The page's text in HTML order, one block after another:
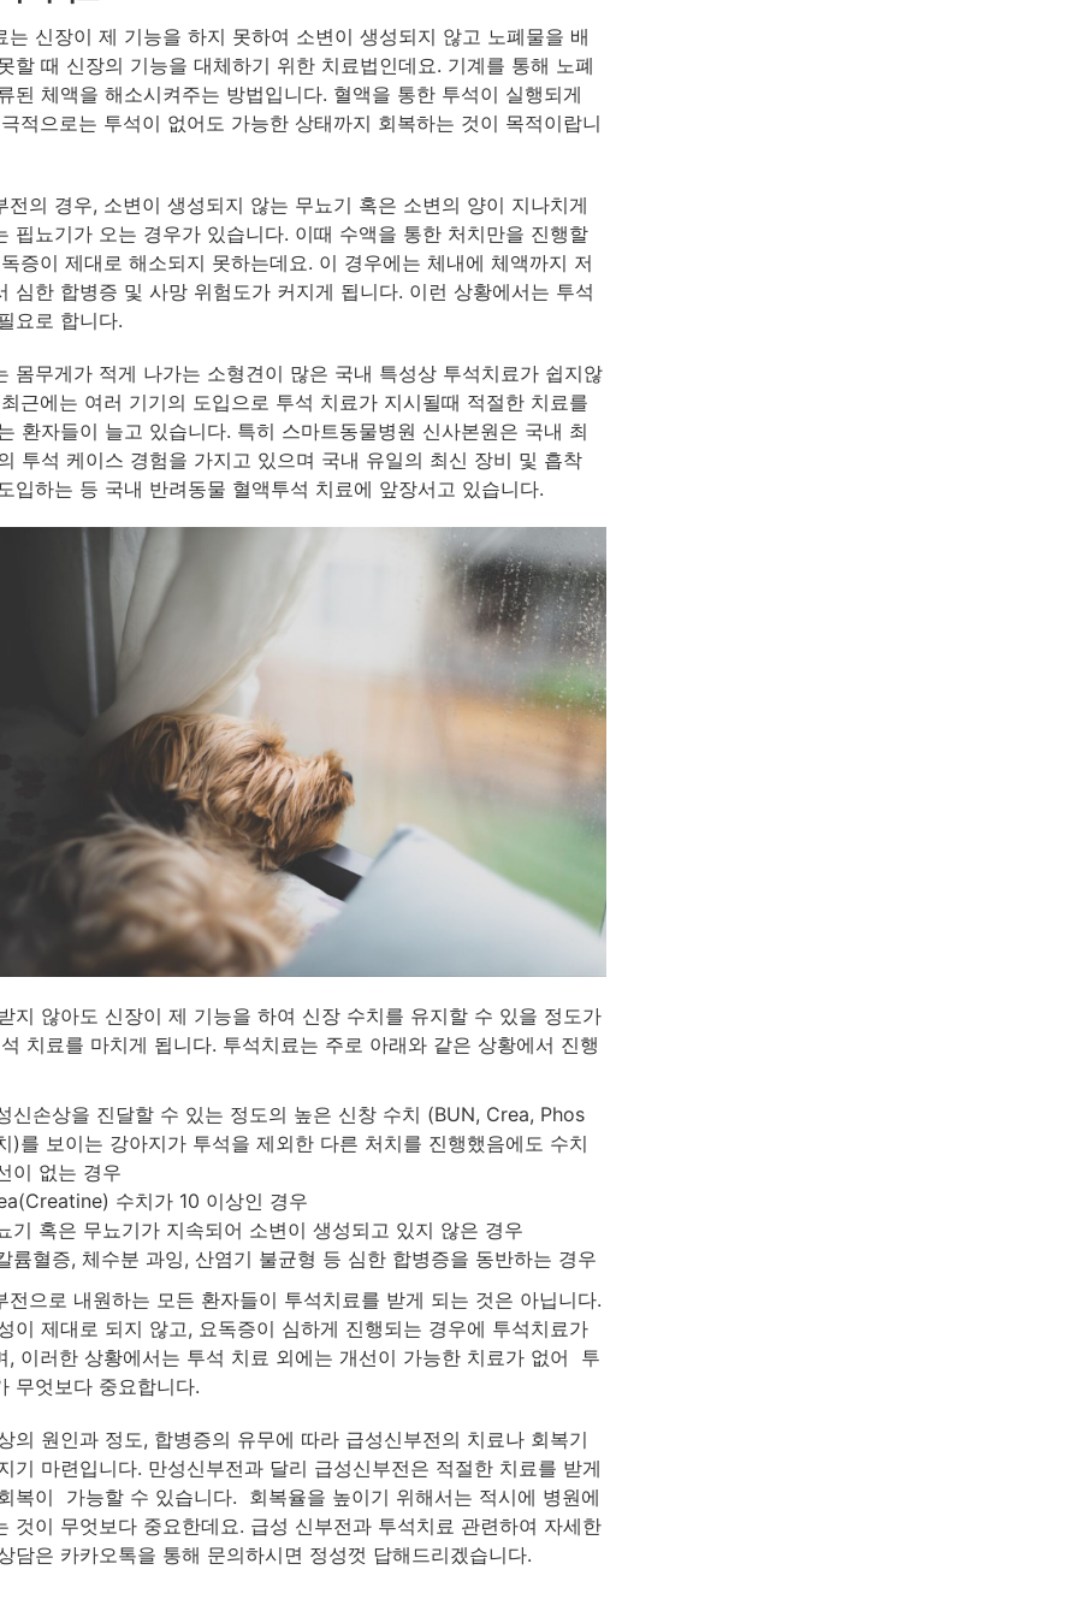
는 신장이 제 기능을 하지 못하여 소변이 생성되지 않고 노폐물을 배
할 때 신장의 기능을 대체하기 위한 치료법인데요. 기계를 통해 노폐
된 체액을 해소시켜주는 방법입니다. 혈액을 통한 투석이 실행되게
적으로는 투석이 없어도 가능한 상태까지 회복하는 것이 목적이랍니
전의 경우, 소변이 생성되지 않는 무뇨기 혹은 소변의 양이 지나치게
핍뇨기가 오는 경우가 있습니다. 이때 수액을 통한 처치만을 진행할
증이 제대로 해소되지 못하는데요. 이 경우에는 체내에 체액까지 저
심한 합병증 및 사망 위험도가 커지게 됩니다. 이런 상황에서는 투석
요로 합니다.
몸무게가 적게 나가는 소형견이 많은 국내 특성상 투석치료가 쉽지않
근에는 여러 기기의 도입으로 투석 치료가 지시될때 적절한 치료를
환자들이 늘고 있습니다. 특히 스마트동물병원 신사본원은 국내 최
투석 케이스 경험을 가지고 있으며 국내 유일의 최신 장비 및 흡착
입하는 등 국내 반려동물 혈액투석 치료에 앞장서고 있습니다.
지 않아도 신장이 제 기능을 하여 신장 수치를 유지할 수 있을 정도가
치료를 마치게 됩니다. 투석치료는 주로 아래와 같은 상황에서 진행
신손상을 진달할 수 있는 정도의 높은 신창 수치 (BUN, Crea, Phos
)를 보이는 강아지가 투석을 제외한 다른 처치를 진행했음에도 수치
이 없는 경우
수치가 10 이상인 경우
기 혹은 무뇨기가 지속되어 소변이 생성되고 있지 않은 경우
륨혈증, 체수분 과잉, 산염기 불균형 등 심한 합병증을 동반하는 경우
전으로 내원하는 모든 환자들이 투석치료를 받게 되는 것은 아닙니다.
이 제대로 되지 않고, 요독증이 심하게 진행되는 경우에 투석치료가
, 이러한 상황에서는 투석 치료 외에는 개선이 가능한 치료가 없어 투
무엇보다 중요합니다.
의 원인과 정도, 합병증의 유무에 따라 급성신부전의 치료나 회복기
기 마련입니다. 만성신부전과 달리 급성신부전은 적절한 치료를 받게
복이 가능할 수 있습니다. 회복율을 높이기 위해서는 적시에 병원에
것이 무엇보다 중요한데요. 급성 신부전과 투석치료 관련하여 자세한
담은 카카오톡을 통해 문의하시면 정성껏 답해드리겠습니다.